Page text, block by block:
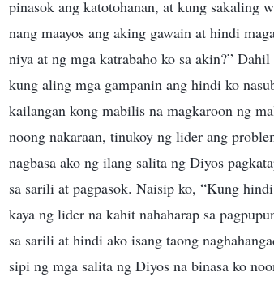
pinasok ang katotohanan, at kung sakaling
nang maayos ang aking gawain at hindi
niya at ng mga katrabaho ko sa akin?”
kung aling mga gampanin ang hindi ko
kailangan kong mabilis na magkaroon ng
noong nakaraan, tinukoy ng lider ang
nagbasa ako ng ilang salita ng Diyos
sa sarili at pagpasok. Naisip ko, “Kung
kaya ng lider na kahit nahaharap sa
sa sarili at hindi ako isang taong
sipi ng mga salita ng Diyos na binasa ko